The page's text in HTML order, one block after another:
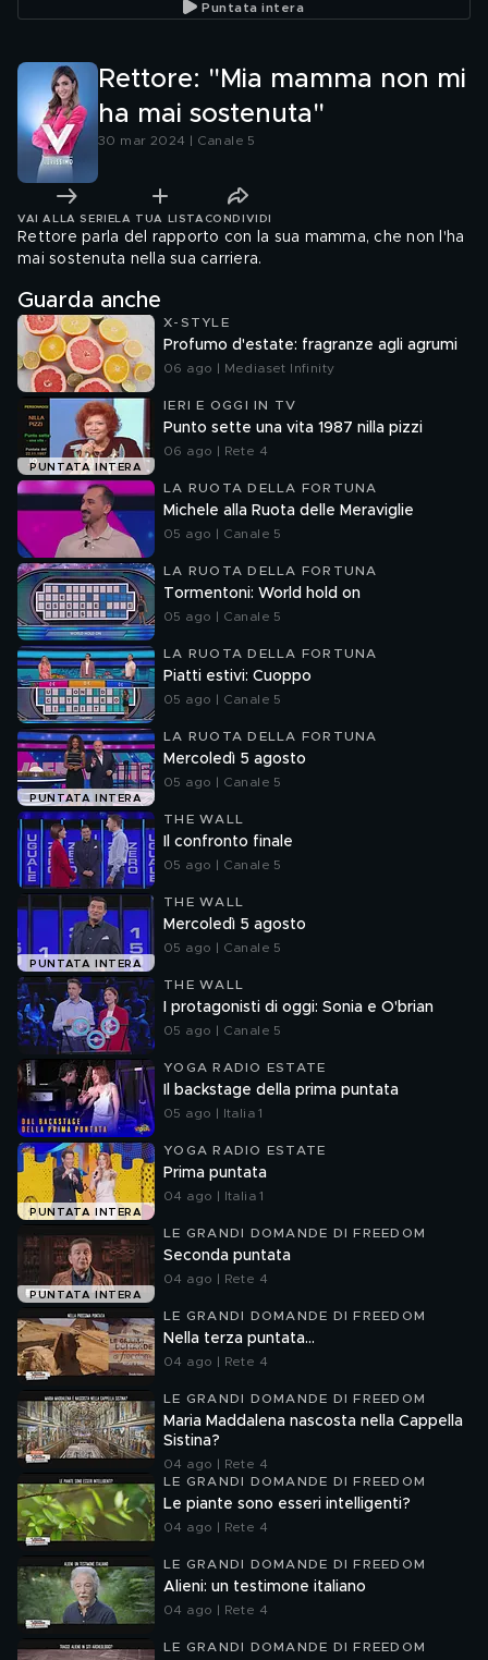
Puntata intera
Rettore: "Mia mamma non mi
ha mai sostenuta"
30 mar 2024 | Canale 5
VAI ALLA SERIE LA TUA LISTA CONDIVIDI
Rettore parla del rapporto con la sua mamma, che non l'ha
mai sostenuta nella sua carriera.
Guarda anche
X-STYLE
Profumo d'estate: fragranze agli agrumi
06 ago | Mediaset Infinity
PUNTATA INTERA
IERI E OGGI IN TV
Punto sette una vita 1987 nilla pizzi
06 ago | Rete 4
LA RUOTA DELLA FORTUNA
Michele alla Ruota delle Meraviglie
05 ago | Canale 5
LA RUOTA DELLA FORTUNA
Tormentoni: World hold on
05 ago | Canale 5
LA RUOTA DELLA FORTUNA
Piatti estivi: Cuoppo
05 ago | Canale 5
PUNTATA INTERA
LA RUOTA DELLA FORTUNA
Mercoledì 5 agosto
05 ago | Canale 5
THE WALL
Il confronto finale
05 ago | Canale 5
PUNTATA INTERA
THE WALL
Mercoledì 5 agosto
05 ago | Canale 5
THE WALL
I protagonisti di oggi: Sonia e O'brian
05 ago | Canale 5
YOGA RADIO ESTATE
Il backstage della prima puntata
05 ago | Italia 1
PUNTATA INTERA
YOGA RADIO ESTATE
Prima puntata
04 ago | Italia 1
PUNTATA INTERA
LE GRANDI DOMANDE DI FREEDOM
Seconda puntata
04 ago | Rete 4
LE GRANDI DOMANDE DI FREEDOM
Nella terza puntata...
04 ago | Rete 4
LE GRANDI DOMANDE DI FREEDOM
Maria Maddalena nascosta nella Cappella
Sistina?
04 ago | Rete 4
LE GRANDI DOMANDE DI FREEDOM
Le piante sono esseri intelligenti?
04 ago | Rete 4
LE GRANDI DOMANDE DI FREEDOM
Alieni: un testimone italiano
04 ago | Rete 4
LE GRANDI DOMANDE DI FREEDOM